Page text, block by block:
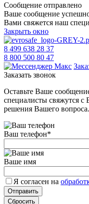
Сообщение отправлено
Ваше сообщение
Вами свяжется наш
Закрыть окно
8 499 638 28 37
8 800 500 80 47
Заказать звонок
Оставьте Ваше
специалисты свяжутся
решения Вашего вопроса.
Ваш телефон*
Ваше имя
Я согласен на